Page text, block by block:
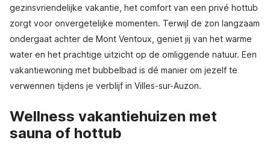
gezinsvriendelijke vakantie, het comfort van een privé hottub
zorgt voor onvergetelijke momenten. Terwijl de zon langzaam
ondergaat achter de Mont Ventoux, geniet jij van het warme
water en het prachtige uitzicht op de omliggende natuur. Een
vakantiewoning met bubbelbad is dé manier om jezelf te
verwennen tijdens je verblijf in Villes-sur-Auzon.
Wellness vakantiehuizen met
sauna of hottub